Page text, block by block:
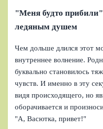
"Меня будто
ледяным душем
Чем дольше длился этот
внутреннее волнение.
буквально становилось
чувств. И именно в эту
видя происходящего, но
оборачивается и
"А, Васютка, привет!"